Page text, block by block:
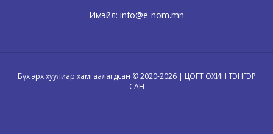
Имэйл: info@e-nom.mn
Бүх эрх хуулиар хамгаалагдсан © 2020-2026 | ЦОГТ ОХИН ТЭНГЭР
САН